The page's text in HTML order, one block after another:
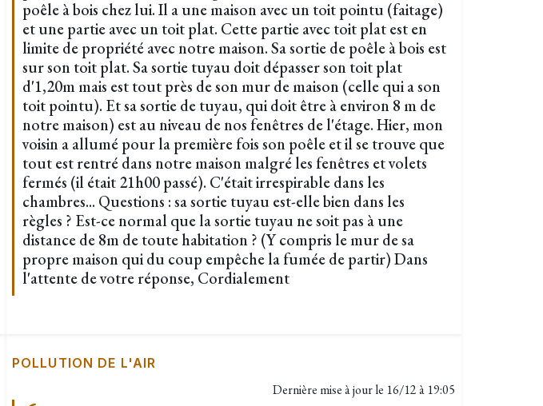
poêle à bois chez lui. Il a une maison avec un toit pointu (faitage)
et une partie avec un toit plat. Cette partie avec toit plat est en
limite de propriété avec notre maison. Sa sortie de poêle à bois est
sur son toit plat. Sa sortie tuyau doit dépasser son toit plat
d'1,20m mais est tout près de son mur de maison (celle qui a son
toit pointu). Et sa sortie de tuyau, qui doit être à environ 8 m de
notre maison) est au niveau de nos fenêtres de l'étage. Hier, mon
voisin a allumé pour la première fois son poêle et il se trouve que
tout est rentré dans notre maison malgré les fenêtres et volets
fermés (il était 21h00 passé). C'était irrespirable dans les
chambres... Questions : sa sortie tuyau est-elle bien dans les
règles ? Est-ce normal que la sortie tuyau ne soit pas à une
distance de 8m de toute habitation ? (Y compris le mur de sa
propre maison qui du coup empêche la fumée de partir) Dans
l'attente de votre réponse, Cordialement
POLLUTION DE L'AIR
Dernière mise à jour le 16/12 à 19:05